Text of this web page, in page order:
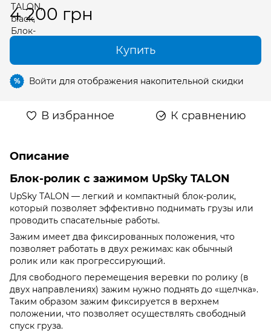
4 200 грн
Купить
% Войти для отображения накопительной скидки
В избранное К сравнению
Описание
Блок-ролик с зажимом UpSky TALON
UpSky TALON — легкий и компактный блок-ролик,
который позволяет эффективно поднимать грузы или
проводить спасательные работы.
Зажим имеет два фиксированных положения, что
позволяет работать в двух режимах: как обычный
ролик или как прогрессирующий.
Для свободного перемещения веревки по ролику (в
двух направлениях) зажим нужно поднять до «щелчка».
Таким образом зажим фиксируется в верхнем
положении, что позволяет осуществлять свободный
спуск груза.